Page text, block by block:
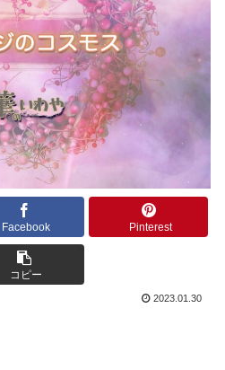
Facebook Pinterest
コピー
2023.01.30